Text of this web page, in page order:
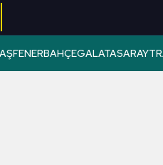
FENERBAHÇEGALATASARAY